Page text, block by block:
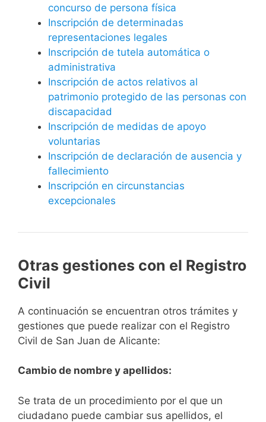
concurso de persona física
Inscripción de determinadas
representaciones legales
Inscripción de tutela automática o
administrativa
Inscripción de actos relativos al
patrimonio protegido de las personas con
discapacidad
Inscripción de medidas de apoyo
voluntarias
Inscripción de declaración de ausencia y
fallecimiento
Inscripción en circunstancias
excepcionales
Otras gestiones con el Registro
Civil
A continuación se encuentran otros trámites y
gestiones que puede realizar con el Registro
Civil de San Juan de Alicante:
Cambio de nombre y apellidos:
Se trata de un procedimiento por el que un
ciudadano puede cambiar sus apellidos, el